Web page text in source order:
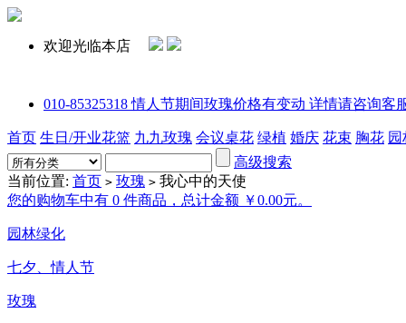
欢迎光临本店
010-85325318 情人节期间玫瑰价格有变动 详情请咨询客
首页 生日/开业花篮 九九玫瑰 会议桌花 绿植 婚庆 花束 胸花
高级搜索
当前位置: 首页 > 玫瑰 > 我心中的天使
您的购物车中有 0 件商品，总计金额 ￥0.00元。
园林绿化
七夕、情人节
玫瑰